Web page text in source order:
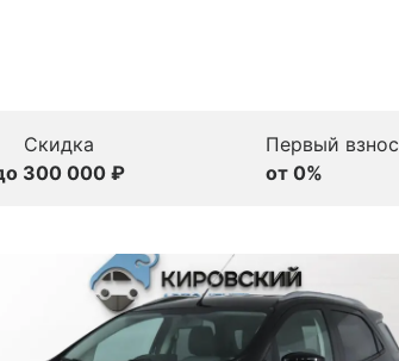
Скидка
300 000 ₽
Первый взнос
от 0%